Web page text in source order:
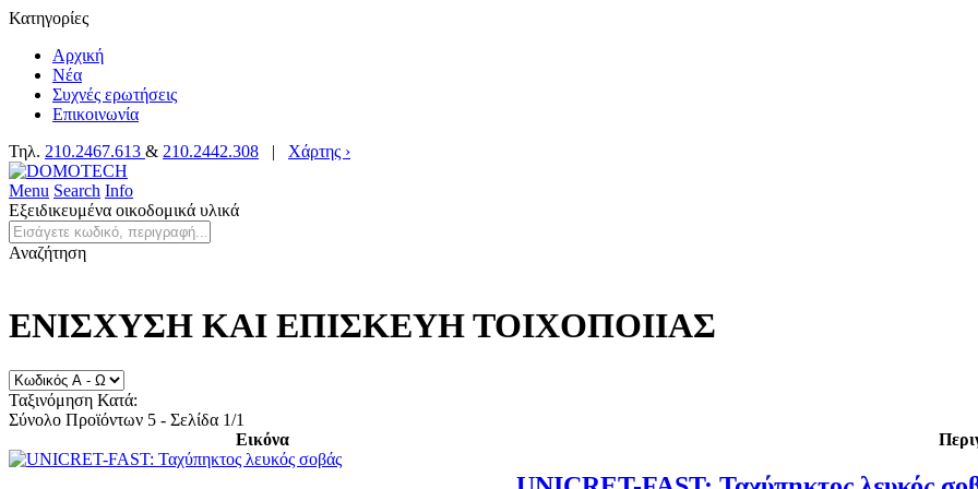
Κατηγορίες
Αρχική
Νέα
Συχνές ερωτήσεις
Επικοινωνία
Τηλ. 210.2467.613 & 210.2442.308 | Χάρτης ›
Menu Search Info
Εξειδικευμένα οικοδομικά υλικά
Αναζήτηση
ΕΝΙΣΧΥΣΗ ΚΑΙ ΕΠΙΣΚΕΥΗ ΤΟΙΧΟΠΟΙΙΑΣ
Ταξινόμηση Κατά:
Σύνολο Προϊόντων 5 - Σελίδα 1/1
Εικόνα